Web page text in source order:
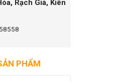
Rạch Giá, Kiên
PHẨM